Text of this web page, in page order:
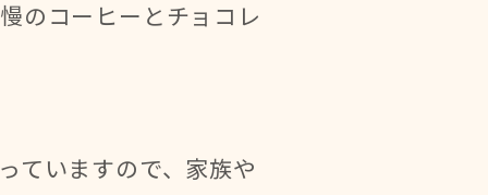
のコーヒーとチョコレ
ていますので、家族や